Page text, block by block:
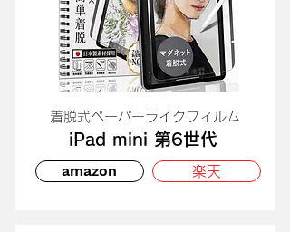
iPad mini 第6世代
​着脱式ペーパーライクフィルム
amazon 楽天